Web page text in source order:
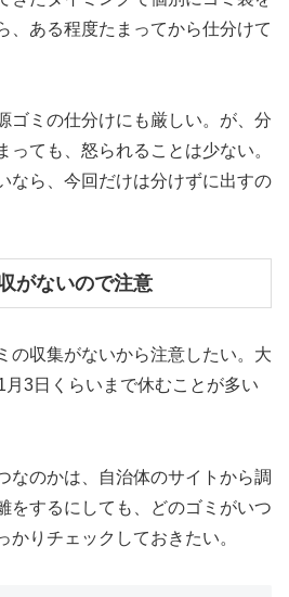
、ある程度たまってから仕分けて
ゴミの仕分けにも厳しい。が、分
っても、怒られることは少ない。
なら、今回だけは分けずに出すの
がないので注意
の収集がないから注意したい。大
3日くらいまで休むことが多い
なのかは、自治体のサイトから調
をするにしても、どのゴミがいつ
かりチェックしておきたい。